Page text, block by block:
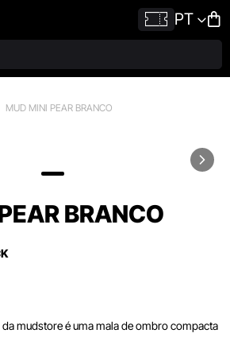
PT
MUD MINI PEAR BRANCO
BRANCO
mudstore é uma mala de ombro compacta